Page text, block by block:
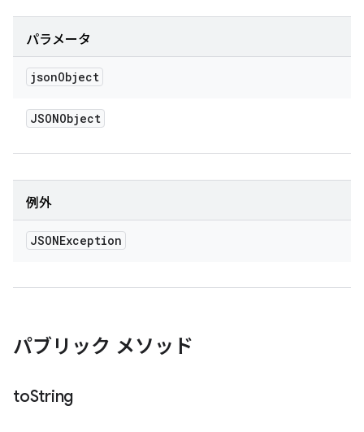
パラメータ
jsonObject
JSONObject
例外
JSONException
パブリック メソッド
toString